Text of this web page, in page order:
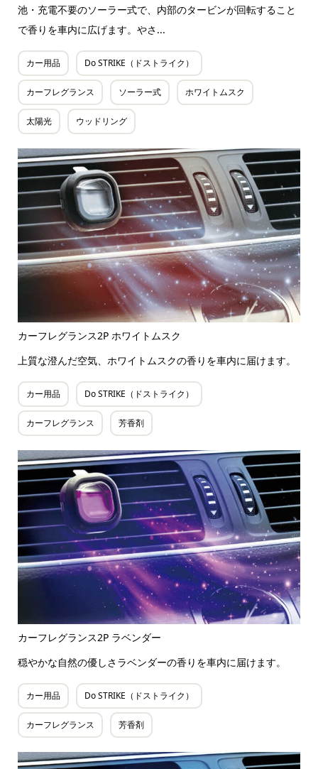
池・充電不要のソーラー式で、内部のタービンが回転すること
で香りを車内に広げます。やさ...
カー用品 Do STRIKE（ドストライク）
カーフレグランス ソーラー式 ホワイトムスク
太陽光 ウッドリング
カーフレグランス2P ホワイトムスク
上質な澄んだ空気、ホワイトムスクの香りを車内に届けます。
カー用品 Do STRIKE（ドストライク）
カーフレグランス 芳香剤
カーフレグランス2P ラベンダー
穏やかな自然の優しさラベンダーの香りを車内に届けます。
カー用品 Do STRIKE（ドストライク）
カーフレグランス 芳香剤